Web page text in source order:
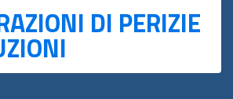
DI PERIZIE